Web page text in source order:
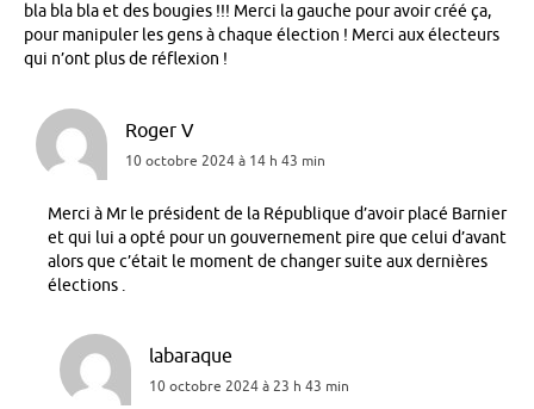
bla bla bla et des bougies !!! Merci la gauche pour avoir créé ça,
pour manipuler les gens à chaque élection ! Merci aux électeurs
qui n’ont plus de réflexion !
Roger V
10 octobre 2024 à 14 h 43 min
Merci à Mr le président de la République d’avoir placé Barnier
et qui lui a opté pour un gouvernement pire que celui d’avant
alors que c’était le moment de changer suite aux dernières
élections .
labaraque
10 octobre 2024 à 23 h 43 min